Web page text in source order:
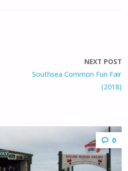
NEXT POST
Southsea Common Fun Fair
(2018)
0